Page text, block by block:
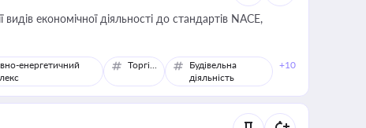
економічної діяльності до стандартів NACE,
енергетичний
Торгівля
Будівельна
діяльність
+10